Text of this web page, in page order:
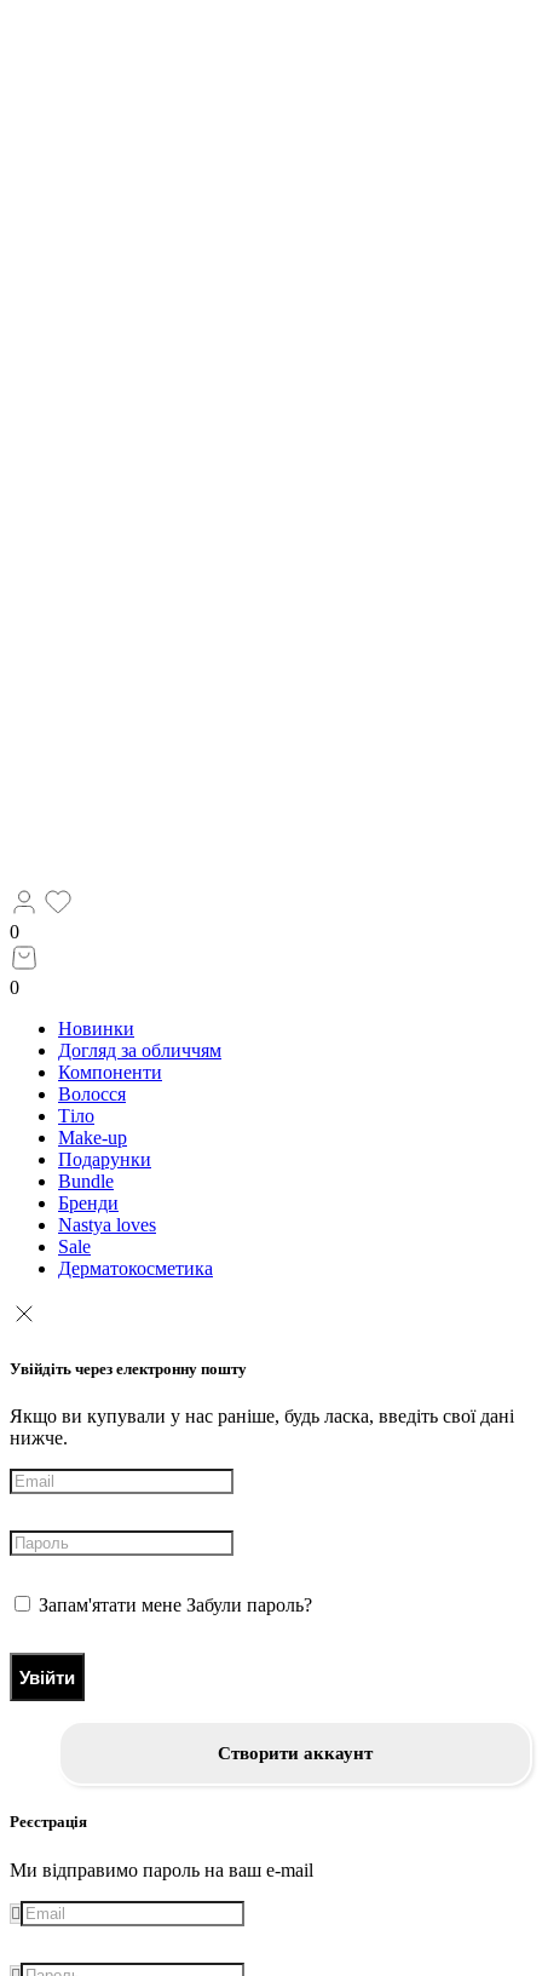
0
0
Новинки
Догляд за обличчям
Компоненти
Волосся
Тіло
Make-up
Подарунки
Bundle
Бренди
Nastya loves
Sale
Дерматокосметика
Увійдіть через електронну пошту
Якщо ви купували у нас раніше, будь ласка, введіть свої дані
нижче.
Запам'ятати мене Забули пароль?
Увійти
Створити аккаунт
Реєстрація
Ми відправимо пароль на ваш e-mail